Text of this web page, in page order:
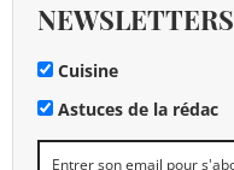
NEWSLETTERS
Cuisine
Astuces de la rédac